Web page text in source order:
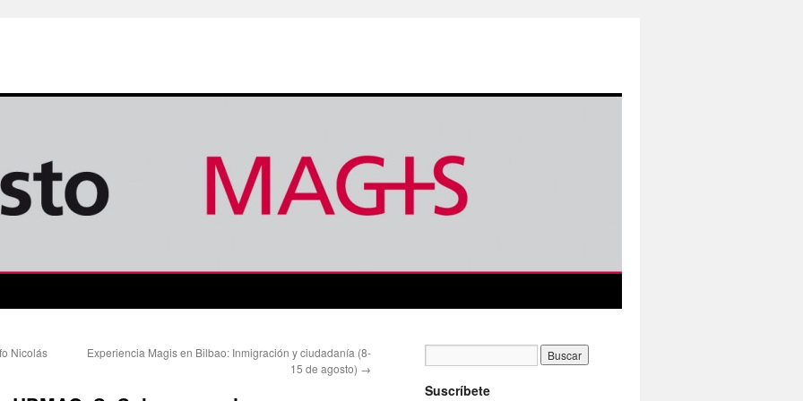
Nicolás
Experiencia Magis en Bilbao: Inmigración y ciudadanía (8-
15 de agosto) →
Suscríbete